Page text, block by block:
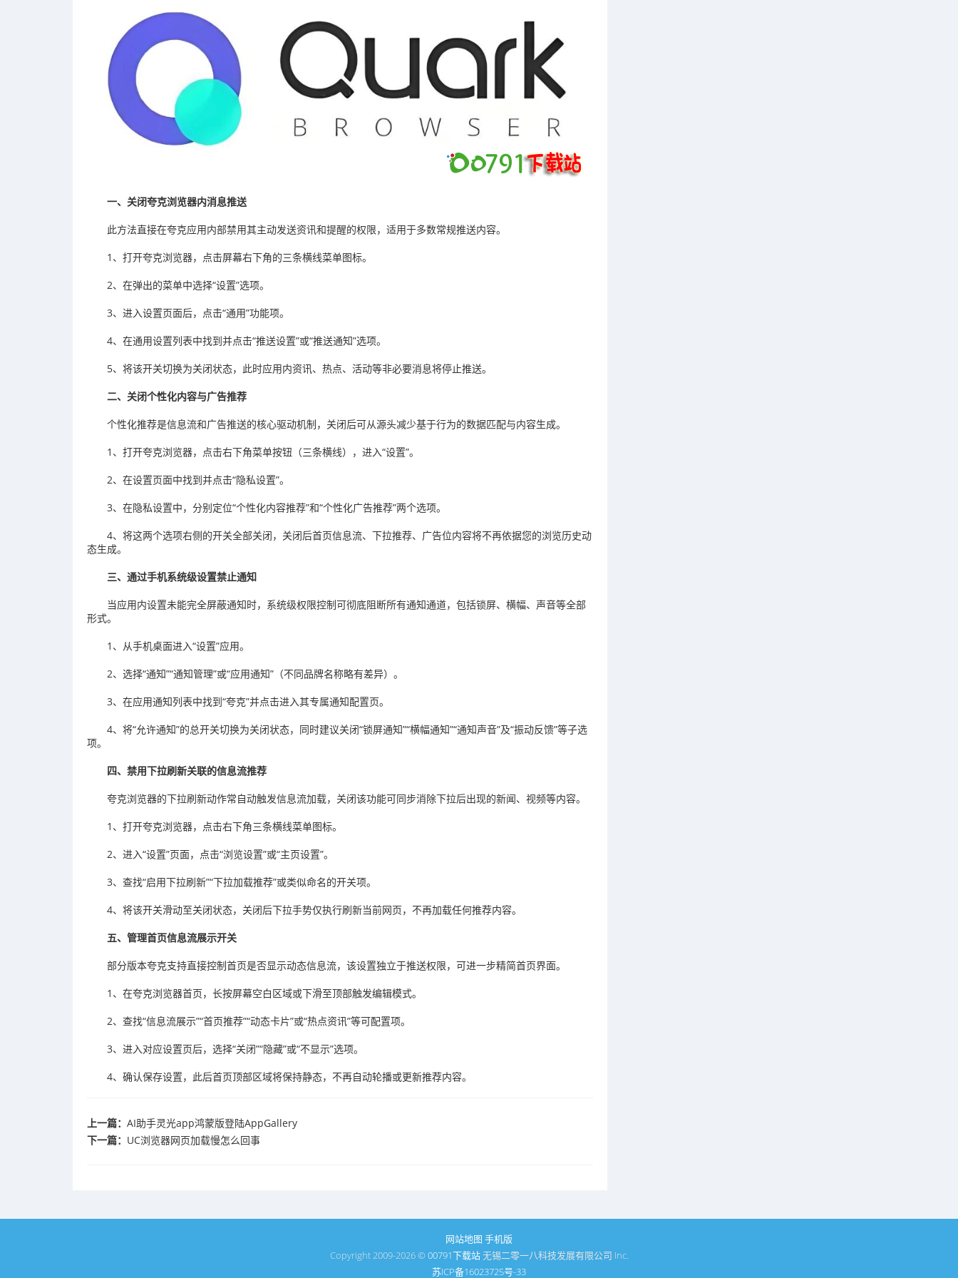
一、关闭夸克浏览器内消息推送
此方法直接在夸克应用内部禁用其主动发送资讯和提醒的权限，适用于多数常规推送内容。
1、打开夸克浏览器，点击屏幕右下角的三条横线菜单图标。
2、在弹出的菜单中选择“设置”选项。
3、进入设置页面后，点击“通用”功能项。
4、在通用设置列表中找到并点击“推送设置”或“推送通知”选项。
5、将该开关切换为关闭状态，此时应用内资讯、热点、活动等非必要消息将停止推送。
二、关闭个性化内容与广告推荐
个性化推荐是信息流和广告推送的核心驱动机制，关闭后可从源头减少基于行为的数据匹配与内容生成。
1、打开夸克浏览器，点击右下角菜单按钮（三条横线），进入“设置”。
2、在设置页面中找到并点击“隐私设置”。
3、在隐私设置中，分别定位“个性化内容推荐”和“个性化广告推荐”两个选项。
4、将这两个选项右侧的开关全部关闭，关闭后首页信息流、下拉推荐、广告位内容将不再依据您的浏览历史动
态生成。
三、通过手机系统级设置禁止通知
当应用内设置未能完全屏蔽通知时，系统级权限控制可彻底阻断所有通知通道，包括锁屏、横幅、声音等全部
形式。
1、从手机桌面进入“设置”应用。
2、选择“通知”“通知管理”或“应用通知”（不同品牌名称略有差异）。
3、在应用通知列表中找到“夸克”并点击进入其专属通知配置页。
4、将“允许通知”的总开关切换为关闭状态，同时建议关闭“锁屏通知”“横幅通知”“通知声音”及“振动反馈”等子选
项。
四、禁用下拉刷新关联的信息流推荐
夸克浏览器的下拉刷新动作常自动触发信息流加载，关闭该功能可同步消除下拉后出现的新闻、视频等内容。
1、打开夸克浏览器，点击右下角三条横线菜单图标。
2、进入“设置”页面，点击“浏览设置”或“主页设置”。
3、查找“启用下拉刷新”“下拉加载推荐”或类似命名的开关项。
4、将该开关滑动至关闭状态，关闭后下拉手势仅执行刷新当前网页，不再加载任何推荐内容。
五、管理首页信息流展示开关
部分版本夸克支持直接控制首页是否显示动态信息流，该设置独立于推送权限，可进一步精简首页界面。
1、在夸克浏览器首页，长按屏幕空白区域或下滑至顶部触发编辑模式。
2、查找“信息流展示”“首页推荐”“动态卡片”或“热点资讯”等可配置项。
3、进入对应设置页后，选择“关闭”“隐藏”或“不显示”选项。
4、确认保存设置，此后首页顶部区域将保持静态，不再自动轮播或更新推荐内容。
上一篇： AI助手灵光app鸿蒙版登陆AppGallery
下一篇： UC浏览器网页加载慢怎么回事
网站地图 手机版
Copyright 2009-2026 ©00791下载站无锡二零一八科技发展有限公司 Inc.
苏ICP备16023725号-33